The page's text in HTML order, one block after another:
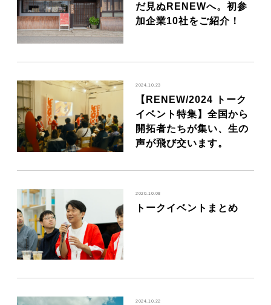
だ見ぬRENEWへ。初参
加企業10社をご紹介！
2024.10.23
【RENEW/2024 トーク
イベント特集】全国から
開拓者たちが集い、生の
声が飛び交います。
2020.10.08
トークイベントまとめ
2024.10.22